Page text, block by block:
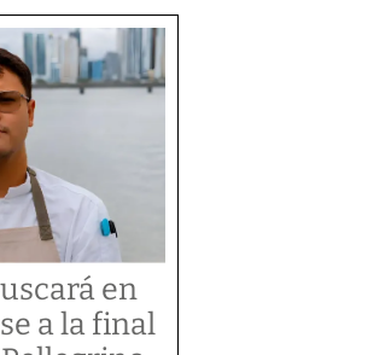
en
a la final